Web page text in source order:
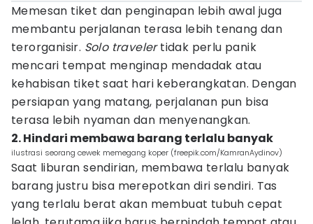
Memesan tiket dan penginapan lebih awal juga
membantu perjalanan terasa lebih tenang dan
terorganisir. Solo travelertidak perlu panik
mencari tempat menginap mendadak atau
kehabisan tiket saat hari keberangkatan. Dengan
persiapan yang matang, perjalanan pun bisa
terasa lebih nyaman dan menyenangkan.
2. Hindari membawa barang terlalu banyak
ilustrasi seorang cewek memegang koper (freepik.com/KamranAydinov)
Saat liburan sendirian, membawa terlalu banyak
barang justru bisa merepotkan diri sendiri. Tas
yang terlalu berat akan membuat tubuh cepat